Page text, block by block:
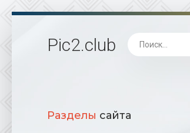
Pic2.club
Разделы сайта